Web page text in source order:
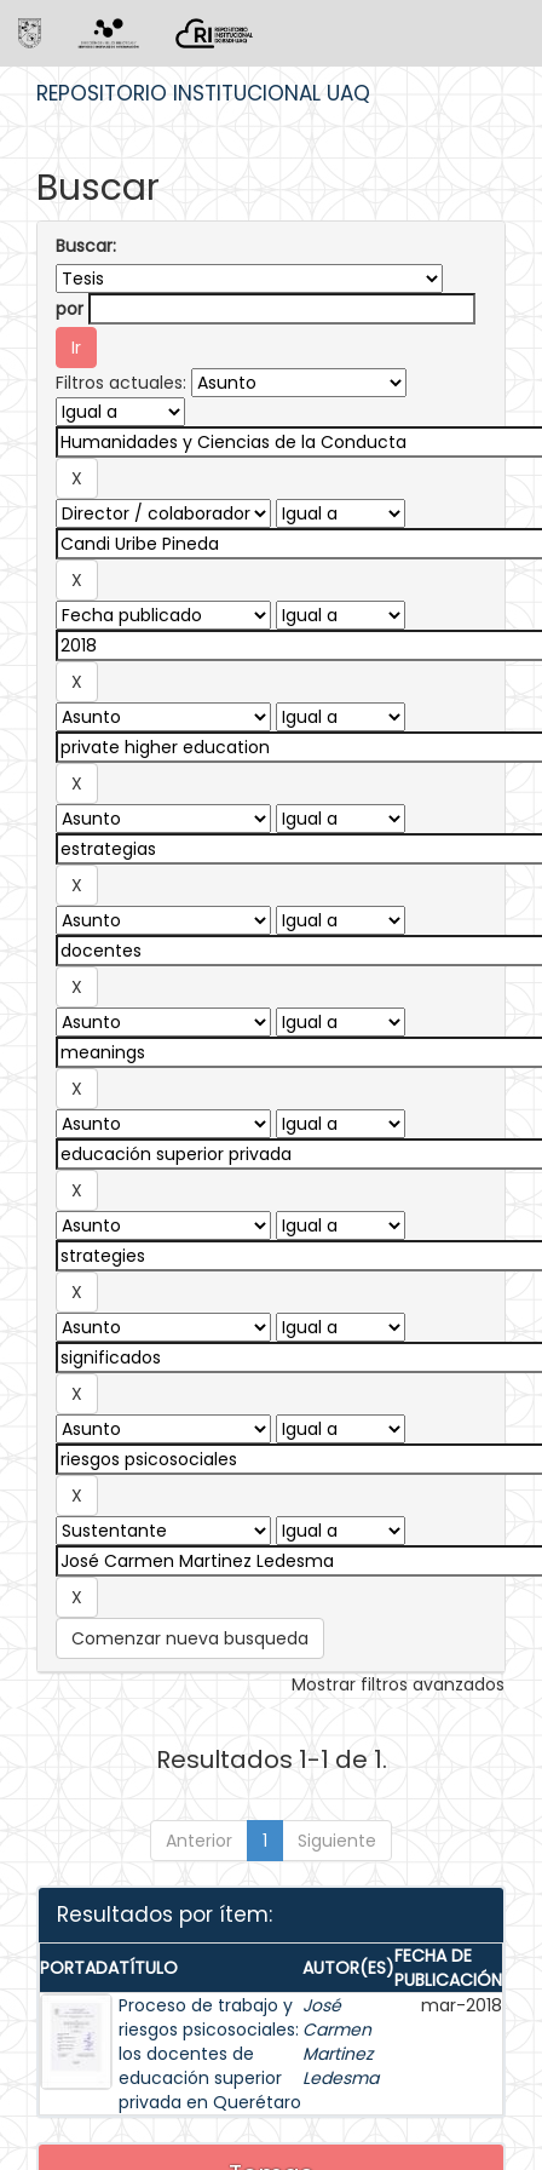
REPOSITORIO INSTITUCIONAL UAQ
Buscar
Buscar:
por
Filtros actuales:
Comenzar nueva busqueda
Mostrar filtros avanzados
Resultados 1-1 de 1.
Anterior 1 Siguiente
Resultados por ítem:
PORTADATÍTULO AUTOR(ES)FECHA DE
PUBLICACIÓN
Proceso de trabajo y
riesgos psicosociales:
los docentes de
educación superior
privada en Querétaro
José
Carmen
Martinez
Ledesma
mar-2018